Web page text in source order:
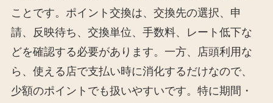
ことです。ポイント交換は、交換先の選択、申
請、反映待ち、交換単位、手数料、レート低下な
どを確認する必要があります。一方、店頭利用な
ら、使える店で支払い時に消化するだけなので、
少額のポイントでも扱いやすいです。特に期間・